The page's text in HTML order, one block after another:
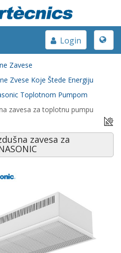
Toggle
Login
Zavese
Zvese Koje Štede Energiju
Toplotnom Pumpom
zavesa za toplotnu pumpu
zavesa za